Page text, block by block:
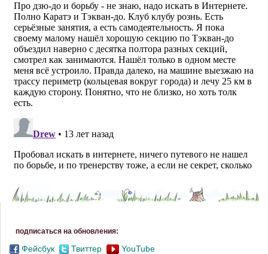
подписаться на обновления:
Фейсбук Твиттер YouTube